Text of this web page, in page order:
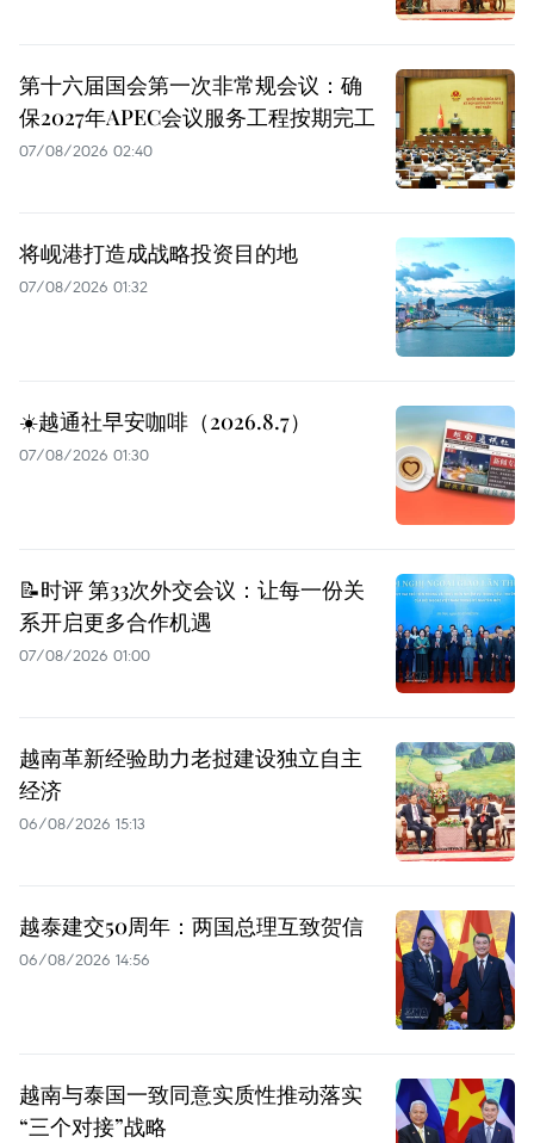
第十六届国会第一次非常规会议：确
保2027年APEC会议服务工程按期完工
07/08/2026 02:40
将岘港打造成战略投资目的地
07/08/2026 01:32
☀️越通社早安咖啡（2026.8.7）
07/08/2026 01:30
📝时评 第33次外交会议：让每一份关
系开启更多合作机遇
07/08/2026 01:00
越南革新经验助力老挝建设独立自主
经济
06/08/2026 15:13
越泰建交50周年：两国总理互致贺信
06/08/2026 14:56
越南与泰国一致同意实质性推动落实
“三个对接”战略